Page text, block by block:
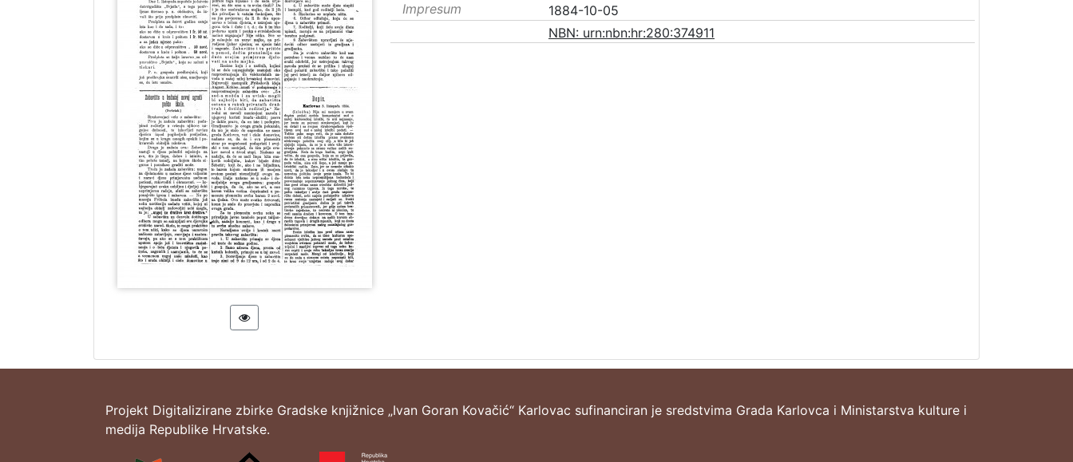
Impresum
1884-10-05
NBN: urn:nbn:hr:280:374911
Projekt Digitalizirane zbirke Gradske knjižnice „Ivan Goran Kovačić“ Karlovac sufinanciran je sredstvima Grada Karlovca i Ministarstva kulture i
medija Republike Hrvatske.